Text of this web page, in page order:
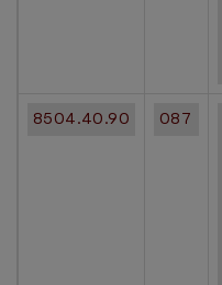
8504.40.90 087